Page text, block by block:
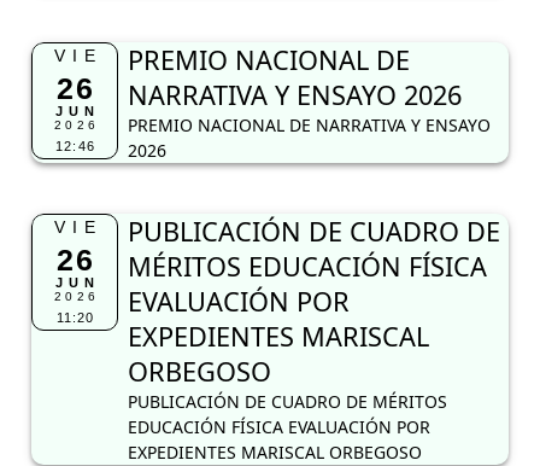
VIE
26
JUN
2026
12:46
PREMIO NACIONAL DE
NARRATIVA Y ENSAYO 2026
PREMIO NACIONAL DE NARRATIVA Y ENSAYO
2026
VIE
26
JUN
2026
11:20
PUBLICACIÓN DE CUADRO DE
MÉRITOS EDUCACIÓN FÍSICA
EVALUACIÓN POR
EXPEDIENTES MARISCAL
ORBEGOSO
PUBLICACIÓN DE CUADRO DE MÉRITOS
EDUCACIÓN FÍSICA EVALUACIÓN POR
EXPEDIENTES MARISCAL ORBEGOSO